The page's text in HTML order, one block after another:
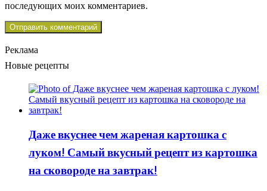
последующих моих комментариев.
Реклама
Новые рецепты
Даже вкуснее чем жареная картошка с
луком! Самый вкусный рецепт из картошка
на сковороде на завтрак!